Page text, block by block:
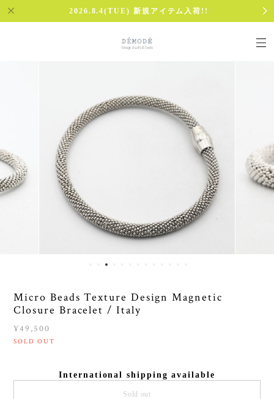
2026.8.4(TUE) 新規アイテム入荷!!
Micro Beads Texture Design Magnetic
Closure Bracelet / Italy
¥49,500
SOLD OUT
International shipping available
Sold out